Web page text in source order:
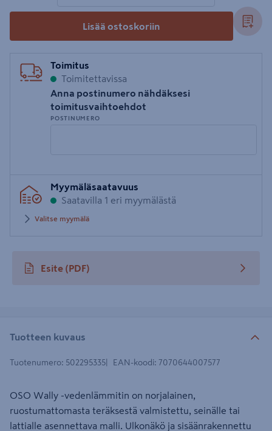
Lisää ostoskoriin
Toimitus
Toimitettavissa
Anna postinumero nähdäksesi
toimitusvaihtoehdot
POSTINUMERO
postinumero
Myymäläsaatavuus
Saatavilla 1 eri myymälästä
Valitse myymälä
Esite (PDF)
avautuu uuteen välilehteen
Tuotteen kuvaus
Tuotenumero: 502295335 EAN-koodi: 7070644007577
OSO Wally -vedenlämmitin on norjalainen,
ruostumattomasta teräksestä valmistettu, seinälle tai
lattialle asennettava malli. Ulkonäkö ja sisäänrakennettu